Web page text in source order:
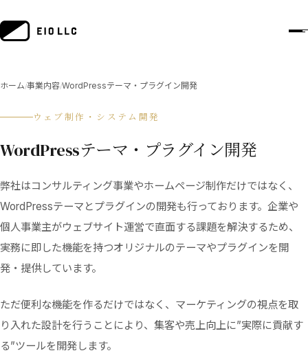
ホーム/事業内容/WordPressテーマ・プラグイン開発
ウェブ制作・システム開発
WordPressテーマ・プラグイン開発
弊社はコンサルティング事業やホームページ制作だけではなく、
WordPressテーマとプラグインの開発も行っております。企業や
個人事業主がウェブサイト運営で直面する課題を解決するため、
実務に即した機能を持つオリジナルのテーマやプラグインを開
発・提供しています。
ただ便利な機能を作るだけではなく、マーケティングの視点を取
り入れた設計を行うことにより、集客や売上向上に”実際に貢献す
る”ツールを開発します。